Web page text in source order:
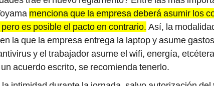
es posible el pacto en contrario.Así, la
la que la empresa entrega la laptop y asume
y el trabajador asume el wifi, energía,
acuerdo escrito, se recomienda tenerlo.
intimidad durante la jornada, salvo autorización del